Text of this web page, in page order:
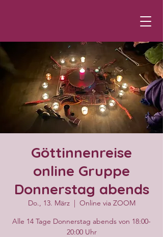
Göttinnenreise
online Gruppe
Donnerstag abends
Do., 13. März
  |
Online via ZOOM
Alle 14 Tage Donnerstag abends von 18:00-
20:00 Uhr